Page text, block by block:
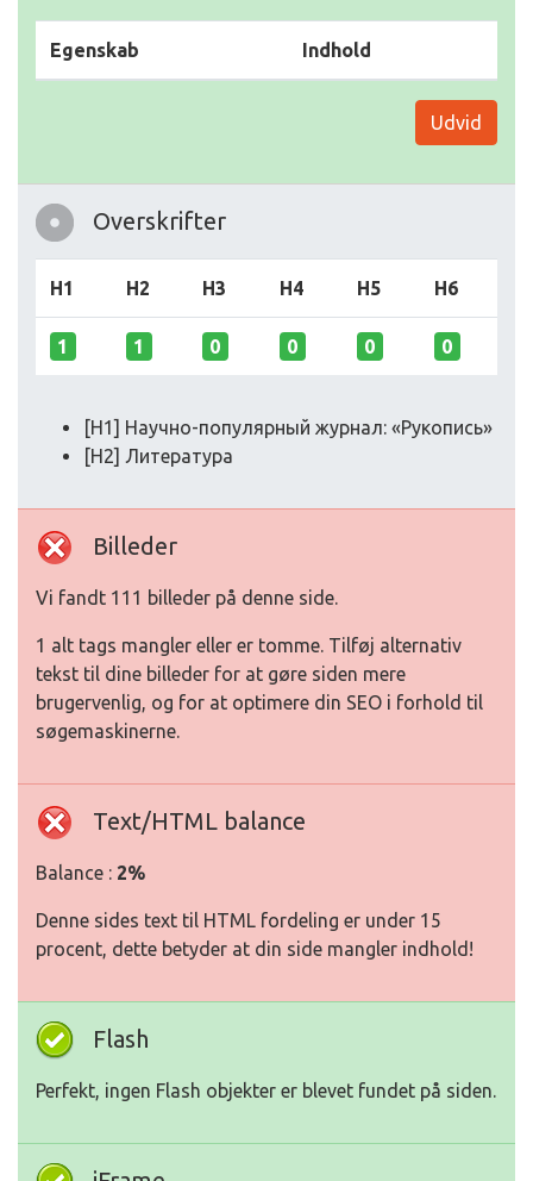
Egenskab Indhold
Udvid
Overskrifter
H1 H2 H3 H4 H5 H6
1 1 0 0 0 0
[H1] Научно-популярный журнал: «Рукопись»
[H2] Литература
Billeder
Vi fandt 111 billeder på denne side.
1 alt tags mangler eller er tomme. Tilføj alternativ
tekst til dine billeder for at gøre siden mere
brugervenlig, og for at optimere din SEO i forhold til
søgemaskinerne.
Text/HTML balance
Balance : 2%
Denne sides text til HTML fordeling er under 15
procent, dette betyder at din side mangler indhold!
Flash
Perfekt, ingen Flash objekter er blevet fundet på siden.